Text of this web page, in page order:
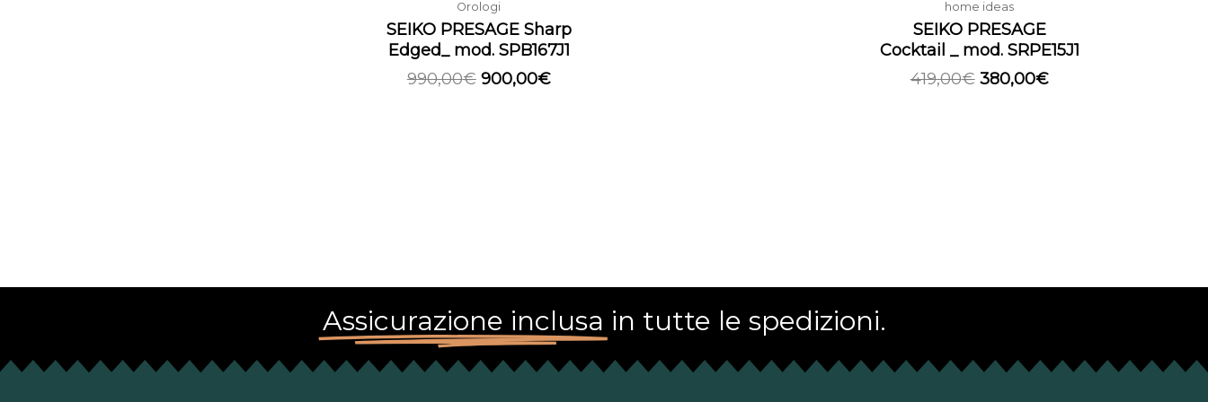
Orologi
SEIKO PRESAGE Sharp
Edged_ mod. SPB167J1
990,00€ 900,00€
home ideas
SEIKO PRESAGE
Cocktail _ mod. SRPE15J1
419,00€ 380,00€
Assicurazione inclusa in tutte le spedizioni.